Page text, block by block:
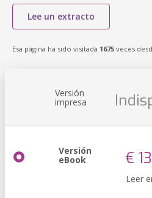
Lee un extracto
Esa página ha sido visitada 1675 veces
Versión
impresa
Versión
eBook €
Leer